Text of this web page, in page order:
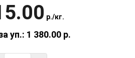
p./кг.
уп.: 1 380.00 p.